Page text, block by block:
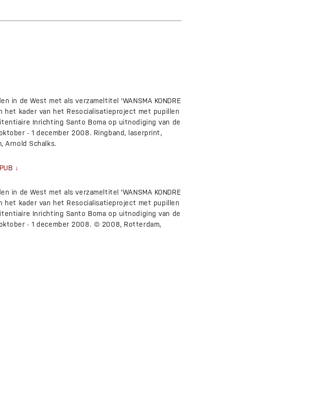
in de West met als verzameltitel 'WANSMA KONDRE
het kader van het Resocialisatieproject met pupillen
Inrichting Santo Boma op uitnodiging van de
- 1 december 2008. Ringband, laserprint,
Arnold Schalks.
in de West met als verzameltitel 'WANSMA KONDRE
het kader van het Resocialisatieproject met pupillen
Inrichting Santo Boma op uitnodiging van de
- 1 december 2008. © 2008, Rotterdam,